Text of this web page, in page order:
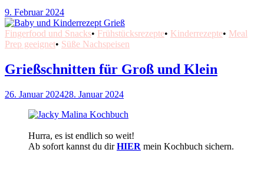
9. Februar 2024
Fingerfood und Snacks• Frühstücksrezepte• Kinderrezepte• Meal
Prep geeignet• Süße Nachspeisen
Grießschnitten für Groß und Klein
26. Januar 202428. Januar 2024
Hurra, es ist endlich so weit!
Ab sofort kannst du dirHIER mein Kochbuch sichern.